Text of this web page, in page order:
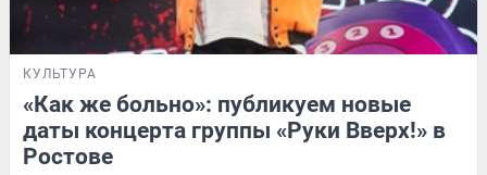
КУЛЬТУРА
«Как же больно»: публикуем новые
даты концерта группы «Руки Вверх!» в
Ростове